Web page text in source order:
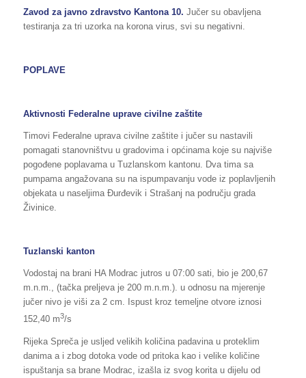
Zavod za javno zdravstvo Kantona 10. Jučer su obavljena
testiranja za tri uzorka na korona virus, svi su negativni.
POPLAVE
Aktivnosti Federalne uprave civilne zaštite
Timovi Federalne uprava civilne zaštite i jučer su nastavili
pomagati stanovništvu u gradovima i općinama koje su najviše
pogođene poplavama u Tuzlanskom kantonu. Dva tima sa
pumpama angažovana su na ispumpavanju vode iz poplavljenih
objekata u naseljima Đurđevik i Strašanj na području grada
Živinice.
Tuzlanski kanton
Vodostaj na brani HA Modrac jutros u 07:00 sati, bio je 200,67
m.n.m., (tačka preljeva je 200 m.n.m.). u odnosu na mjerenje
jučer nivo je viši za 2 cm. Ispust kroz temeljne otvore iznosi
152,40 m3/s
Rijeka Spreča je usljed velikih količina padavina u proteklim
danima a i zbog dotoka vode od pritoka kao i velike količine
ispuštanja sa brane Modrac, izašla iz svog korita u dijelu od